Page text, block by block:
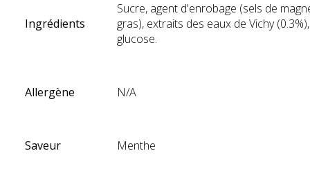
Ingrédients
Sucre, agent d'enrobage (sels de
gras), extraits des eaux de Vichy
glucose.
Allergène N/A
Saveur Menthe